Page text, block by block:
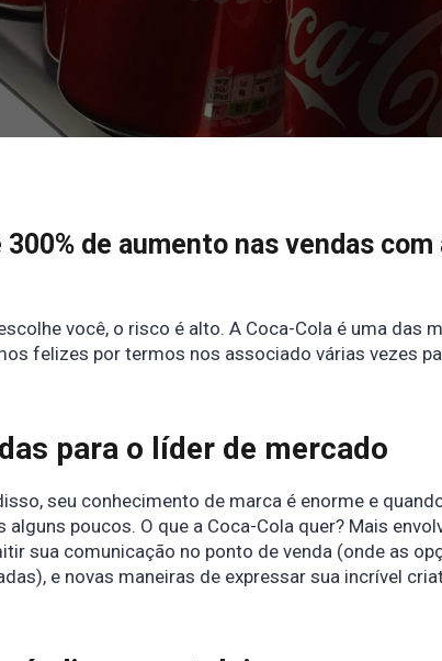
de aumento nas vendas com
você, o risco é alto. A Coca-Cola é uma das
felizes por termos nos associado várias vezes
para o líder de mercado
seu conhecimento de marca é enorme e
poucos. O que a Coca-Cola quer? Mais
sua comunicação no ponto de venda (onde as
e novas maneiras de expressar sua incrível